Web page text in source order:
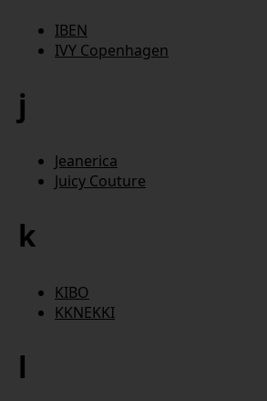
IBEN
IVY Copenhagen
j
Jeanerica
Juicy Couture
k
KIBO
KKNEKKI
l